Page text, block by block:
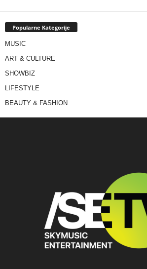
Popularne Kategorije
MUSIC
ART & CULTURE
SHOWBIZ
LIFESTYLE
BEAUTY & FASHION